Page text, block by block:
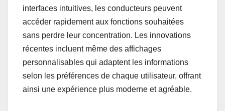
interfaces intuitives, les conducteurs peuvent
accéder rapidement aux fonctions souhaitées
sans perdre leur concentration. Les innovations
récentes incluent même des affichages
personnalisables qui adaptent les informations
selon les préférences de chaque utilisateur, offrant
ainsi une expérience plus moderne et agréable.